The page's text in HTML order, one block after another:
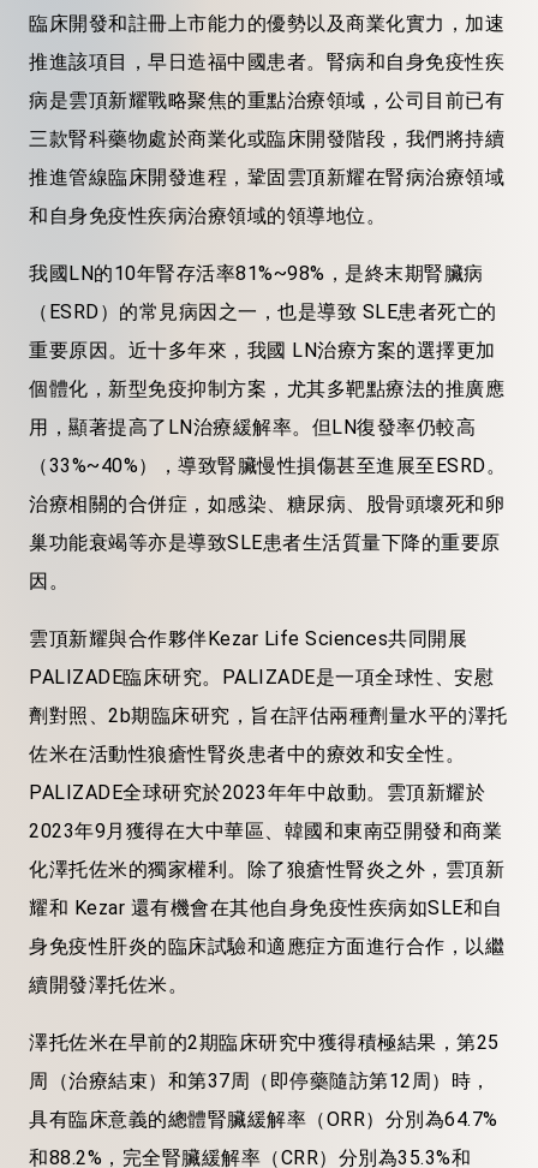
臨床開發和註冊上市能力的優勢以及商業化實力，加速
推進該項目，早日造福中國患者。腎病和自身免疫性疾
病是雲頂新耀戰略聚焦的重點治療領域，公司目前已有
三款腎科藥物處於商業化或臨床開發階段，我們將持續
推進管線臨床開發進程，鞏固雲頂新耀在腎病治療領域
和自身免疫性疾病治療領域的領導地位。
我國LN的10年腎存活率81%~98%，是終末期腎臟病
（ESRD）的常見病因之一，也是導致 SLE患者死亡的
重要原因。近十多年來，我國 LN治療方案的選擇更加
個體化，新型免疫抑制方案，尤其多靶點療法的推廣應
用，顯著提高了LN治療緩解率。但LN復發率仍較高
（33%~40%），導致腎臟慢性損傷甚至進展至ESRD。
治療相關的合併症，如感染、糖尿病、股骨頭壞死和卵
巢功能衰竭等亦是導致SLE患者生活質量下降的重要原
因。
雲頂新耀與合作夥伴Kezar Life Sciences共同開展
PALIZADE臨床研究。PALIZADE是一項全球性、安慰
劑對照、2b期臨床研究，旨在評估兩種劑量水平的澤托
佐米在活動性狼瘡性腎炎患者中的療效和安全性。
PALIZADE全球研究於2023年年中啟動。雲頂新耀於
2023年9月獲得在大中華區、韓國和東南亞開發和商業
化澤托佐米的獨家權利。除了狼瘡性腎炎之外，雲頂新
耀和 Kezar 還有機會在其他自身免疫性疾病如SLE和自
身免疫性肝炎的臨床試驗和適應症方面進行合作，以繼
續開發澤托佐米。
澤托佐米在早前的2期臨床研究中獲得積極結果，第25
周（治療結束）和第37周（即停藥隨訪第12周）時，
具有臨床意義的總體腎臟緩解率（ORR）分別為64.7%
和88.2%，完全腎臟緩解率（CRR）分別為35.3%和